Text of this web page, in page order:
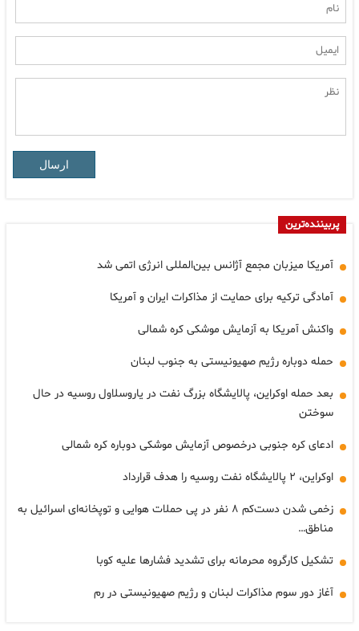
ارسال
پربیننده‌ترین
آمریکا میزبان مجمع آژانس بین‌المللی انرژی اتمی شد
آمادگی ترکیه برای حمایت از مذاکرات ایران و آمریکا
واکنش آمریکا به آزمایش موشکی کره شمالی
حمله دوباره رژیم صهیونیستی به جنوب لبنان
بعد حمله اوکراین، پالایشگاه بزرگ نفت در یاروسلاول روسیه در حال
سوختن
ادعای کره جنوبی درخصوص آزمایش موشکی دوباره کره شمالی
اوکراین، ۲ پالایشگاه نفت روسیه را هدف قرارداد
زخمی شدن دست‌کم ۸ نفر در پی حملات هوایی و توپخانه‌ای اسرائیل به
مناطق…
تشکیل کارگروه محرمانه برای تشدید فشارها علیه کوبا
آغاز دور سوم مذاکرات لبنان و رژیم صهیونیستی در رم